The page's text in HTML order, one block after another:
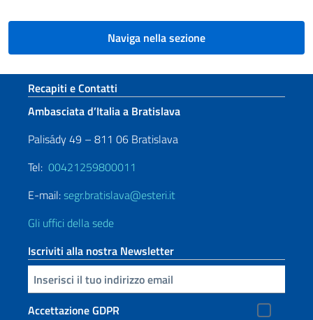
Naviga nella sezione
Sezione footer
Recapiti e Contatti
Ambasciata d’Italia a Bratislava
Palisády 49 – 811 06 Bratislava
Tel: 00421259800011
E-mail:segr.bratislava@esteri.it
Gli uffici della sede
Iscriviti alla nostra Newsletter
Inserisci la tua email
Accettazione GDPR